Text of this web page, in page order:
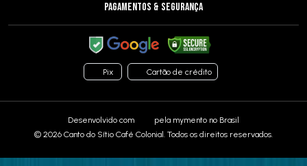
PAGAMENTOS & SEGURANÇA
Pix Cartão de crédito
Desenvolvido com pela mymento no Brasil
© 2026 Canto do Sítio Café Colonial. Todos os direitos reservados.